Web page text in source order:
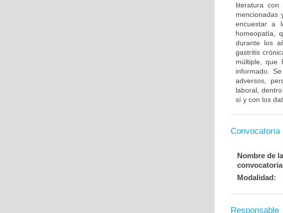
literatura con
mencionadas
encuestar a
homeopatía,
durante los
gastritis
múltiple, que
informado.
adversos,
laboral,
sí y con los
Convocatoria
Nombre de la
Modalidad:
Responsable